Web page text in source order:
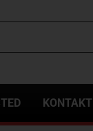
KONTAKT